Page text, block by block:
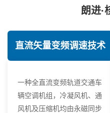
朗进·
直流矢量变频调速技术
一种全直流变频轨道交通车
辆空调机组，冷凝风机、通
风机及压缩机均由永磁同步